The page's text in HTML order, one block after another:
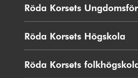
fönster
Röda Korsets
Röda Korsets Högskola
i
nytt
Röda Korsets